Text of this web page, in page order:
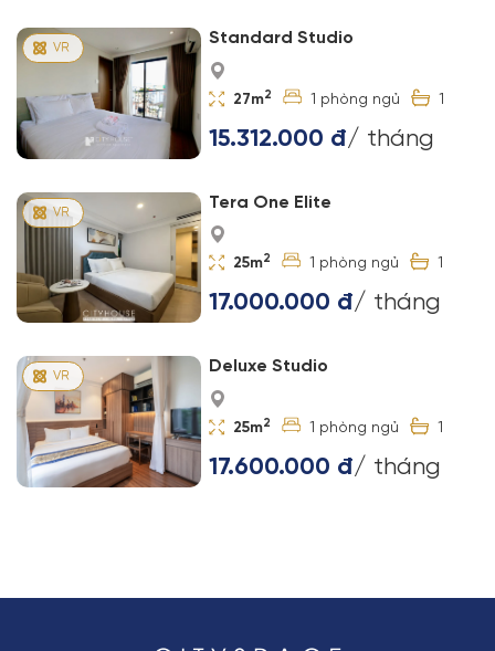
Standard Studio
27m2 1 1
15.312.000 đ/ tháng
Tera One Elite
25m2 1 1
17.000.000 đ/ tháng
Deluxe Studio
25m2 1 1
17.600.000 đ/ tháng